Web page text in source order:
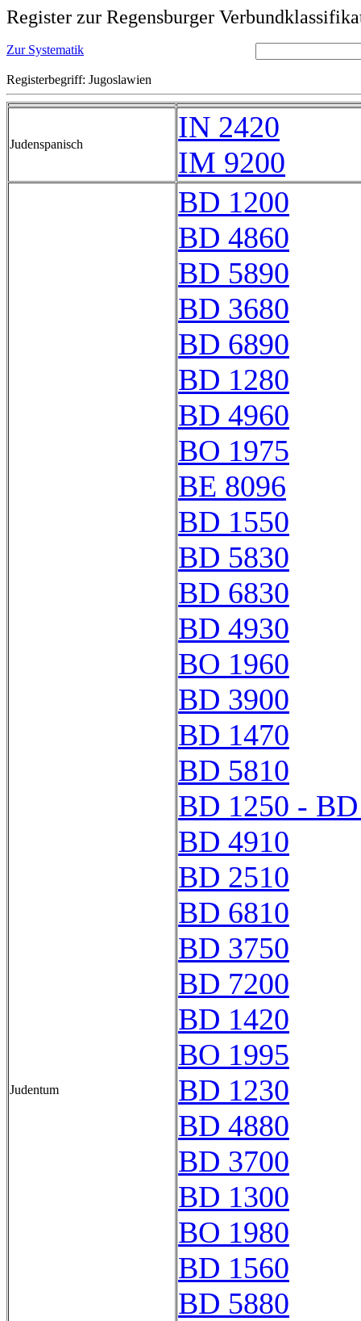
Register zur Regensburger
Zur Systematik
Registerbegriff: Jugoslawien
Judenspanisch
IN 2420
IM 9200
Judentum
BD 1200
BD 4860
BD 5890
BD 3680
BD 6890
BD 1280
BD 4960
BO 1975
BE 8096
BD 1550
BD 5830
BD 6830
BD 4930
BO 1960
BD 3900
BD 1470
BD 5810
BD 1250 -
BD 4910
BD 2510
BD 6810
BD 3750
BD 7200
BD 1420
BO 1995
BD 1230
BD 4880
BD 3700
BD 1300
BO 1980
BD 1560
BD 5880